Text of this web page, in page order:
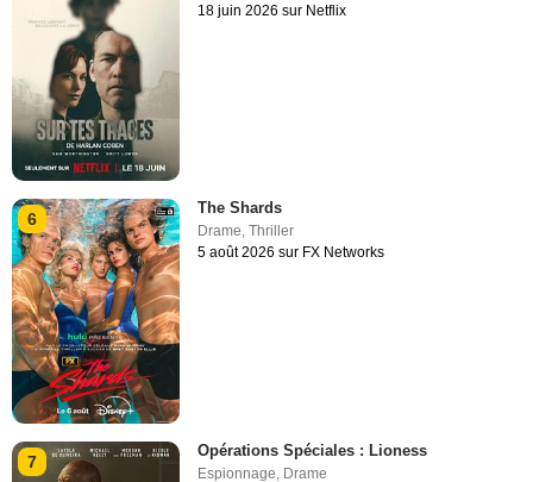
18 juin 2026 sur Netflix
6
The Shards
Drame,Thriller
5 août 2026 sur FX Networks
7
Opérations Spéciales : Lioness
Espionnage Drame